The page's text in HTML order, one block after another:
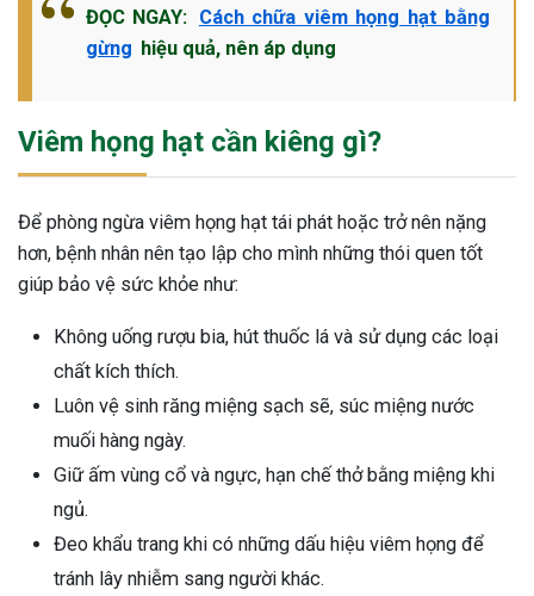
ĐỌC NGAY: Cách chữa viêm họng hạt bằng
gừng hiệu quả, nên áp dụng
Viêm họng hạt cần kiêng gì?
Để phòng ngừa viêm họng hạt tái phát hoặc trở nên nặng
hơn, bệnh nhân nên tạo lập cho mình những thói quen tốt
giúp bảo vệ sức khỏe như:
Không uống rượu bia, hút thuốc lá và sử dụng các loại
chất kích thích.
Luôn vệ sinh răng miệng sạch sẽ, súc miệng nước
muối hàng ngày.
Giữ ấm vùng cổ và ngực, hạn chế thở bằng miệng khi
ngủ.
Đeo khẩu trang khi có những dấu hiệu viêm họng để
tránh lây nhiễm sang người khác.